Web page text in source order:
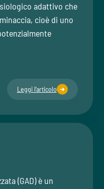
adattivo che
cioè di uno
Leggi l’articolo
(GAD) è un